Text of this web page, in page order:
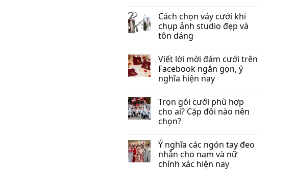
Cách chọn váy cưới khi
chụp ảnh studio đẹp và
tôn dáng
Viết lời mời đám cưới trên
Facebook​ ngắn gọn, ý
nghĩa hiện nay
Trọn gói cưới phù hợp
cho ai? Cặp đôi nào nên
chọn?
Ý nghĩa các ngón tay đeo
nhẫn cho nam và nữ
chính xác hiện nay